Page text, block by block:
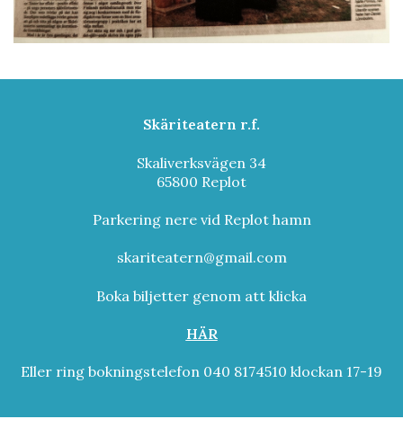
Skäriteatern r.f.
Skaliverksvägen 34
65800 Replot
Parkering nere vid Replot hamn
skariteatern@gmail.com
Boka biljetter genom att klicka
HÄR
Eller ring bokningstelefon 040 8174510 klockan 17-19